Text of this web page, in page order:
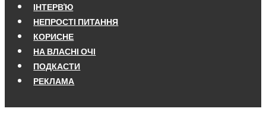
ІНТЕРВ'Ю
НЕПРОСТІ ПИТАННЯ
КОРИСНЕ
НА ВЛАСНІ ОЧІ
ПОДКАСТИ
РЕКЛАМА